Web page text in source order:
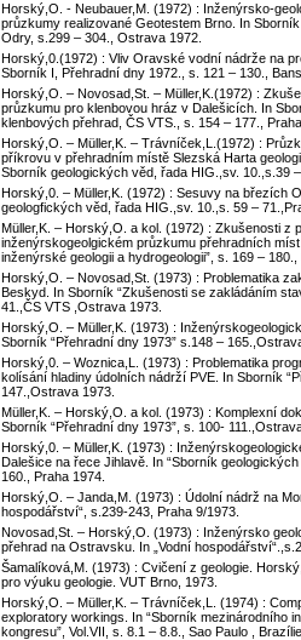
Horský,O. - Neubauer,M. (1972) : Inženýrsko-
průzkumy realizované Geotestem Brno. In
Odry, s.299 – 304., Ostrava 1972.
Horský,0.(1972) : Vliv Oravské vodní nádrže na
Sborník I, Přehradní dny 1972., s. 121 – 130.,
Horský,O. – Novosad,St. – Müller,K.(1972) :
průzkumu pro klenbovou hráz v Dalešicích. In
klenbových přehrad, ČS VTS., s. 154 – 177.,
Horský,O. – Müller,K. – Trávníček,L.(1972) :
příkrovu v přehradním místě Slezská Harta
Sborník geologických věd, řada HIG.,sv. 10.,s.39 –
Horský,0. – Müller,K. (1972) : Sesuvy na březích
geologfických věd, řada HIG.,sv. 10.,s. 59 –
Müller,K. – Horský,O. a kol. (1972) : Zkušenosti z
inženýrskogeolgickém průzkumu přehradních
inženýrské geologii a hydrogeologii”, s. 169 – 180.,
Horský,O. – Novosad,St. (1973) : Problematika
Beskyd. In Sborník “Zkušenosti se zakládáním
41.,ČS VTS ,Ostrava 1973.
Horský,O. – Müller,K. (1973) :
Sborník “Přehradní dny 1973” s.148 –
Horský,0. – Woznica,L. (1973) : Problematika
kolísání hladiny údolních nádrží PVE. In Sborník
147.,Ostrava 1973.
Müller,K. – Horský,O. a kol. (1973) : Komplexní
Sborník “Přehradní dny 1973”, s. 100-
Horský,0. – Müller,K. (1973) :
Dalešice na řece Jihlavě. In “Sborník
160., Praha 1974.
Horský,O. – Janda,M. (1973) : Údolní nádrž na
hospodářství“, s.239-243, Praha 9/1973.
Novosad,St. – Horský,O. (1973) : Inženýrsko
přehrad na Ostravsku. In „Vodní
Šamalíková,M. (1973) : Cvičení z geologie.
pro výuku geologie. VUT Brno, 1973.
Horský,O. – Müller,K. – Trávníček,L. (1974) :
exploratory workings. In “Sborník mezinárodního
kongresu”, Vol.VII, s. 8.1 – 8.8., Sao Paulo ,